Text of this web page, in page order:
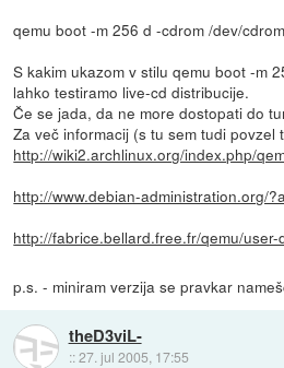
qemu boot -m 256 d -cdrom /dev/
S kakim ukazom v stilu qemu boot -m
lahko testiramo live-cd distribucije.
Če se jada, da ne more dostopati do
Za več informacij (s tu sem tudi povzel
http://wiki2.archlinux.org/index.php/
http://www.debian-administration.org/
http://fabrice.bellard.free.fr/qemu/user-
p.s. - miniram verzija se pravkar
theD3viL-
::27. jul 2005, 17:55